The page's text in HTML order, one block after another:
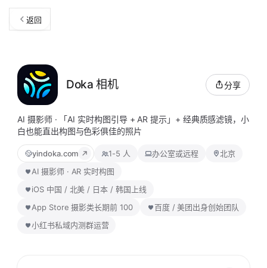
返回
Doka 相机
AI 摄影师 · 「AI 实时构图引导 + AR 提示」+ 经典质感滤镜，小
白也能直出构图与色彩俱佳的照片
分享
yindoka.com 1-5 人 办公室或远程
北京
AI 摄影师 · AR 实时构图
iOS 中国 / 北美 / 日本 / 韩国上线
App Store 摄影类长期前 100
百度 / 美团出身创始团队
小红书私域内测群运营